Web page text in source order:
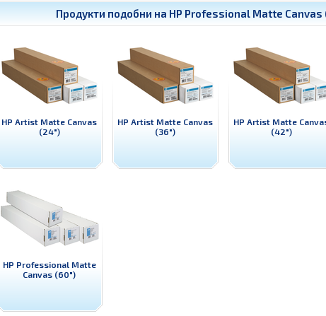
Продукти подобни на HP Professional Matte Canvas
HP Artist Matte Canvas
(24")
HP Artist Matte Canvas
(36")
HP Artist Matte
(42")
HP Professional Matte
Canvas (60")